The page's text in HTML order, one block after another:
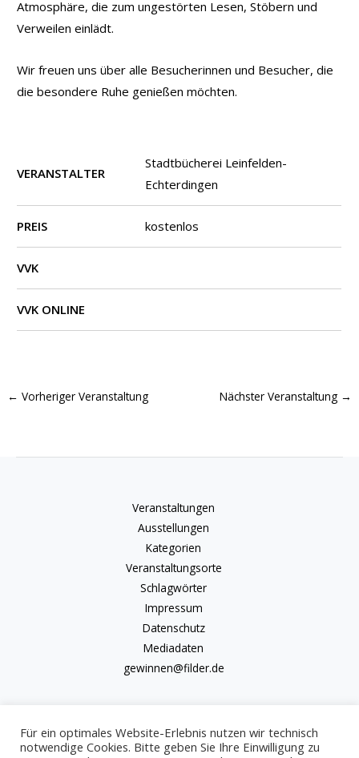
Atmosphäre, die zum ungestörten Lesen, Stöbern und
Verweilen einlädt.
Wir freuen uns über alle Besucherinnen und Besucher, die
die besondere Ruhe genießen möchten.
VERANSTALTER
Stadtbücherei Leinfelden-
Echterdingen
PREIS kostenlos
VVK
VVK ONLINE
← Vorheriger Veranstaltung Nächster Veranstaltung →
Veranstaltungen
Ausstellungen
Kategorien
Veranstaltungsorte
Schlagwörter
Impressum
Datenschutz
Mediadaten
gewinnen@filder.de
Für ein optimales Website-Erlebnis nutzen wir technisch
notwendige Cookies. Bitte geben Sie Ihre Einwilligung zu